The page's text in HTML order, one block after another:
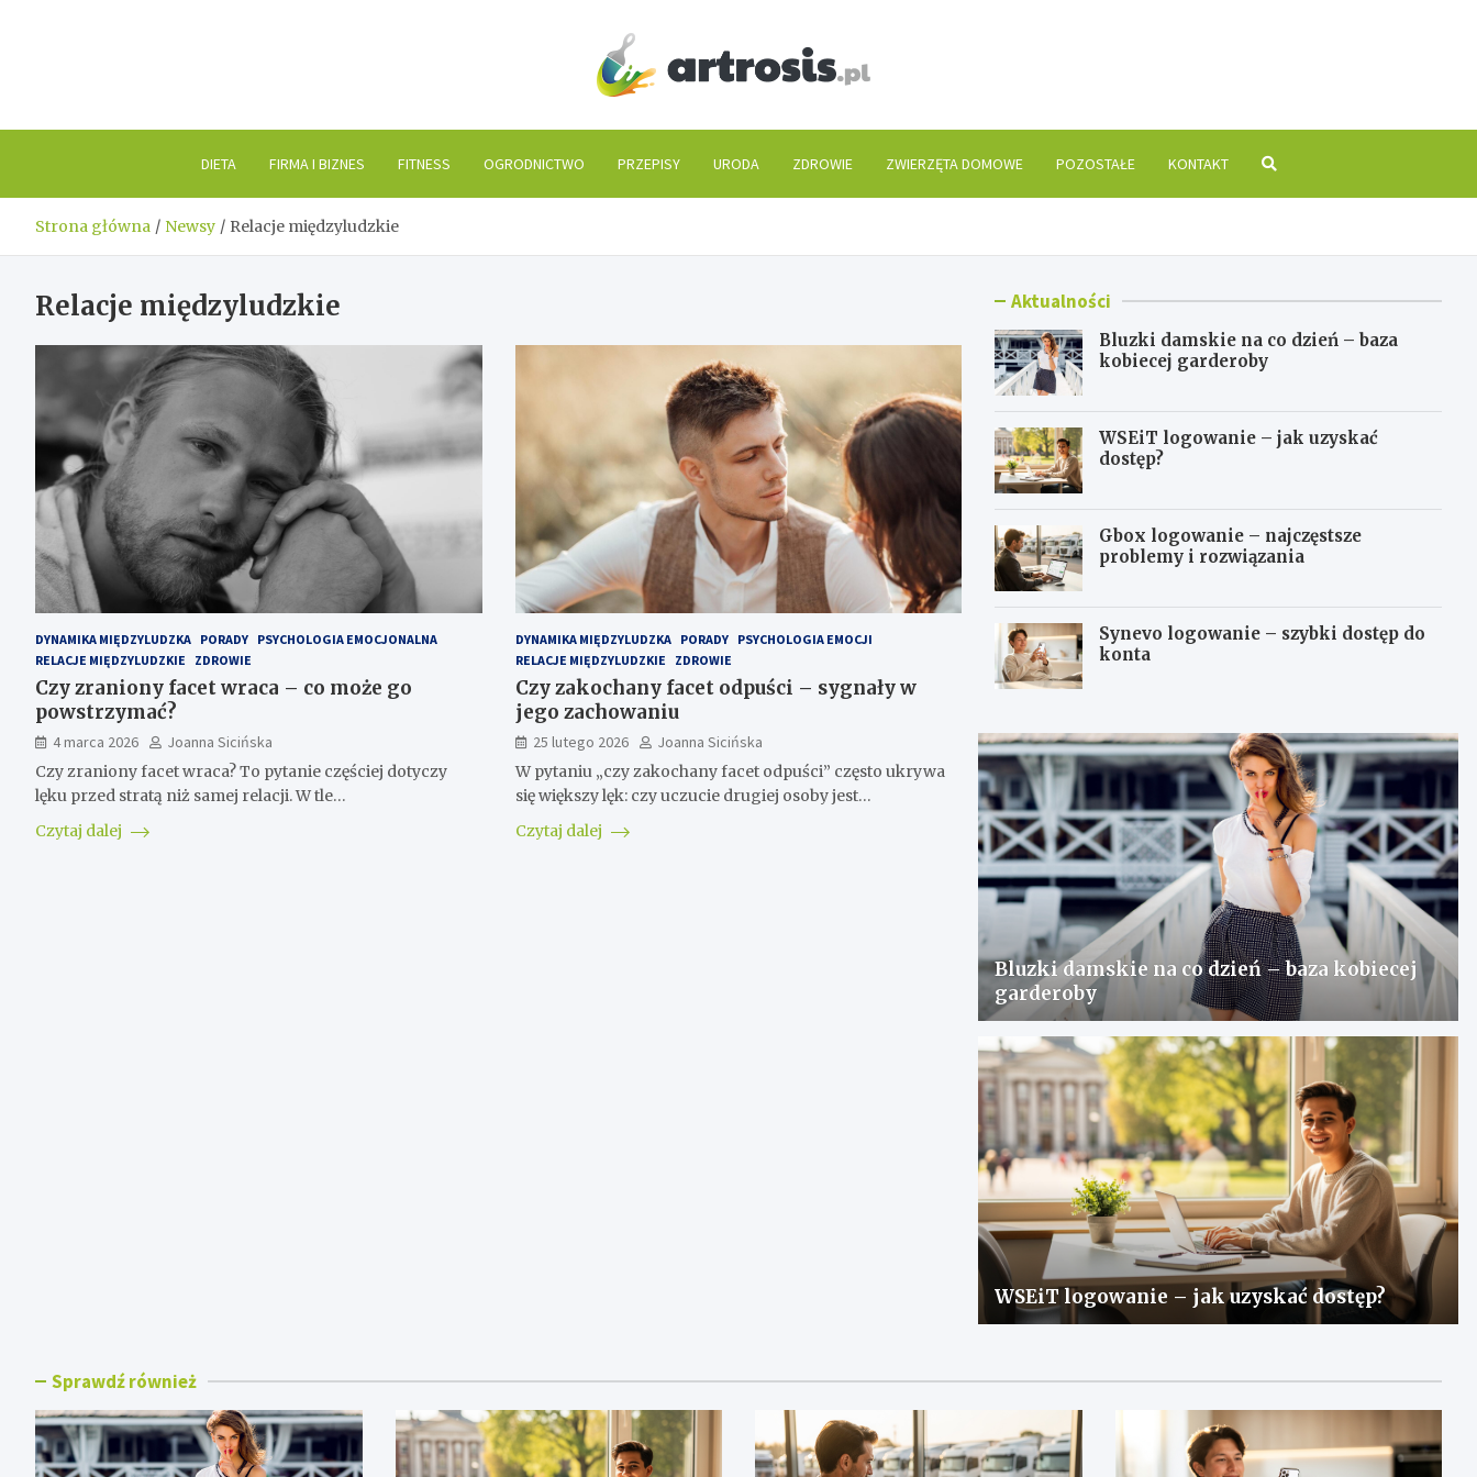
DIETA FIRMA I BIZNES FITNESS OGRODNICTWO PRZEPISY URODA ZDROWIE ZWIERZĘTA DOMOWE POZOSTAŁE KONTAKT
Strona główna Newsy Relacje międzyludzkie
Relacje międzyludzkie
DYNAMIKA MIĘDZYLUDZKA PORADY PSYCHOLOGIA EMOCJONALNA
RELACJE MIĘDZYLUDZKIE
ZDROWIE
Czy zraniony facet wraca – co może go
powstrzymać?
4 marca 2026
Joanna Sicińska
Czy zraniony facet wraca? To pytanie częściej dotyczy
lęku przed stratą niż samej relacji. W tle…
Czytaj dalej
DYNAMIKA MIĘDZYLUDZKA PORADY
PSYCHOLOGIA EMOCJI
RELACJE MIĘDZYLUDZKIE
ZDROWIE
Czy zakochany facet odpuści – sygnały w
jego zachowaniu
25 lutego 2026
Joanna Sicińska
W pytaniu „czy zakochany facet odpuści” często ukrywa
się większy lęk: czy uczucie drugiej osoby jest…
Czytaj dalej
Aktualności
Bluzki damskie na co dzień – baza
kobiecej garderoby
WSEiT logowanie – jak uzyskać
dostęp?
Gbox logowanie – najczęstsze
problemy i rozwiązania
Synevo logowanie – szybki dostęp do
konta
Bluzki damskie na co dzień – baza kobiecej
garderoby
WSEiT logowanie – jak uzyskać dostęp?
Sprawdź również